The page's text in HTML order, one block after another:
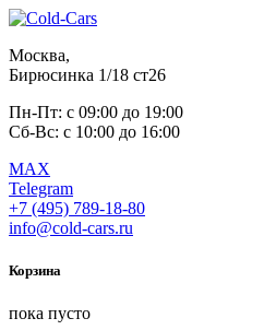
Москва,
Бирюсинка 1/18 ст26 ​
Пн-Пт: с 09:00 до 19:00
Сб-Вс: с 10:00 до 16:00
MAX
Telegram
+7 (495) 789-18-80
info@cold-cars.ru
Корзина
пока пусто